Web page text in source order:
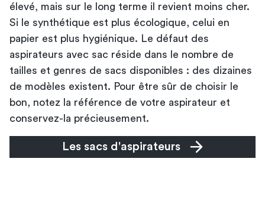
élevé, mais sur le long terme il revient moins cher.
Si le synthétique est plus écologique, celui en
papier est plus hygiénique. Le défaut des
aspirateurs avec sac réside dans le nombre de
tailles et genres de sacs disponibles : des dizaines
de modèles existent. Pour être sûr de choisir le
bon, notez la référence de votre aspirateur et
conservez-la précieusement.
Les sacs d'aspirateurs